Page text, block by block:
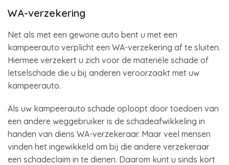
WA-verzekering
Net als met een gewone auto bent u met een
kampeerauto verplicht een WA-verzekering af te sluiten.
Hiermee verzekert u zich voor de materiële schade of
letselschade die u bij anderen veroorzaakt met uw
kampeerauto.
Als uw kampeerauto schade oploopt door toedoen van
een andere weggebruiker is de schadeafwikkeling in
handen van diens WA-verzekeraar. Maar veel mensen
vinden het ingewikkeld om bij die andere verzekeraar
een schadeclaim in te dienen. Daarom kunt u sinds kort